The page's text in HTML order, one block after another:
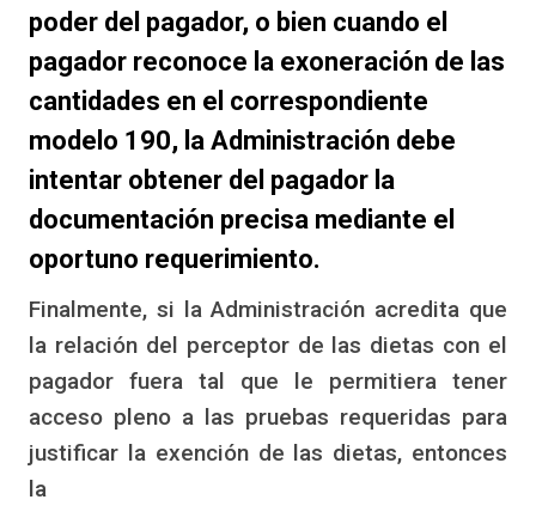
poder del pagador, o bien cuando el
pagador reconoce la exoneración de las
cantidades en el correspondiente
modelo 190, la Administración debe
intentar obtener del pagador la
documentación precisa mediante el
oportuno requerimiento.
Finalmente, si la Administración acredita que
la relación del perceptor de las dietas con el
pagador fuera tal que le permitiera tener
acceso pleno a las pruebas requeridas para
justificar la exención de las dietas, entonces
la